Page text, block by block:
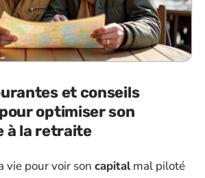
et conseils
optimiser son
à la retraite
vie pour voir son capitalmal piloté